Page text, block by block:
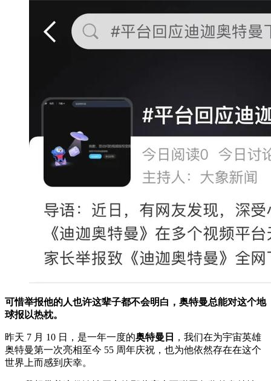
可惜举报他的人也许这辈子都不会明白，奥特曼总能对这个地
球报以热枕。
昨天 7 月 10 日，是一年一度的奥特曼日
，我们在为宇宙英雄
奥特曼第一次亮相至今 55 周年庆祝，也为他依然存在在这个
世界上而感到庆幸。